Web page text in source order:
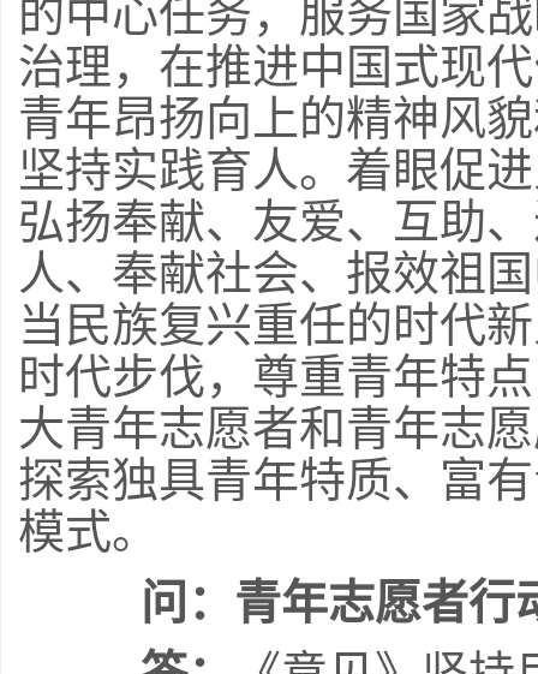
的中心任务，服务国家
治理，在推进中国式现
青年昂扬向上的精神风
坚持实践育人。着眼促
弘扬奉献、友爱、互助
人、奉献社会、报效祖
当民族复兴重任的时代
时代步伐，尊重青年特
大青年志愿者和青年志
探索独具青年特质、富
模式。
问：青年志愿者行